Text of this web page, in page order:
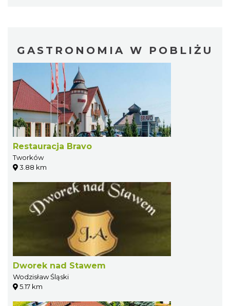
GASTRONOMIA W POBLIŻU
Restauracja Bravo
Tworków
3.88 km
Dworek nad Stawem
Wodzisław Śląski
5.17 km